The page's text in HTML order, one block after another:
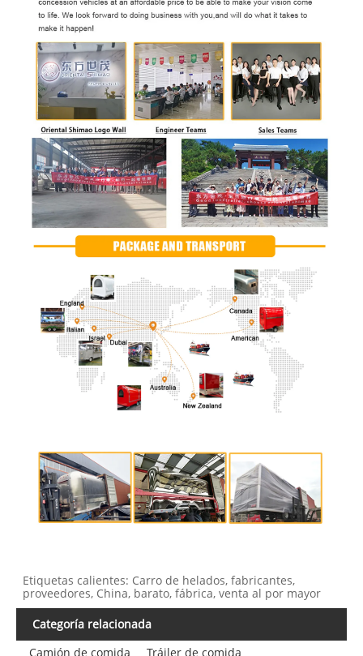
Etiquetas calientes: Carro de helados, fabricantes,
proveedores, China, barato, fábrica, venta al por mayor
Categoría relacionada
Camión de comida
Tráiler de comida